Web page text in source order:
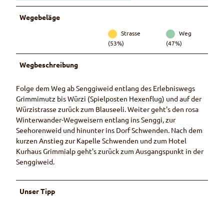
Wegebeläge
Strasse
(53%)
Weg
(47%)
Wegbeschreibung
Folge dem Weg ab Senggiweid entlang des Erlebniswegs
Grimmimutz bis Würzi (Spielposten Hexenflug) und auf der
Würzistrasse zurück zum Blauseeli. Weiter geht's den rosa
Winterwander-Wegweisern entlang ins Senggi, zur
Seehorenweid und hinunter ins Dorf Schwenden. Nach dem
kurzen Anstieg zur Kapelle Schwenden und zum Hotel
Kurhaus Grimmialp geht's zurück zum Ausgangspunkt in der
Senggiweid.
Unser Tipp